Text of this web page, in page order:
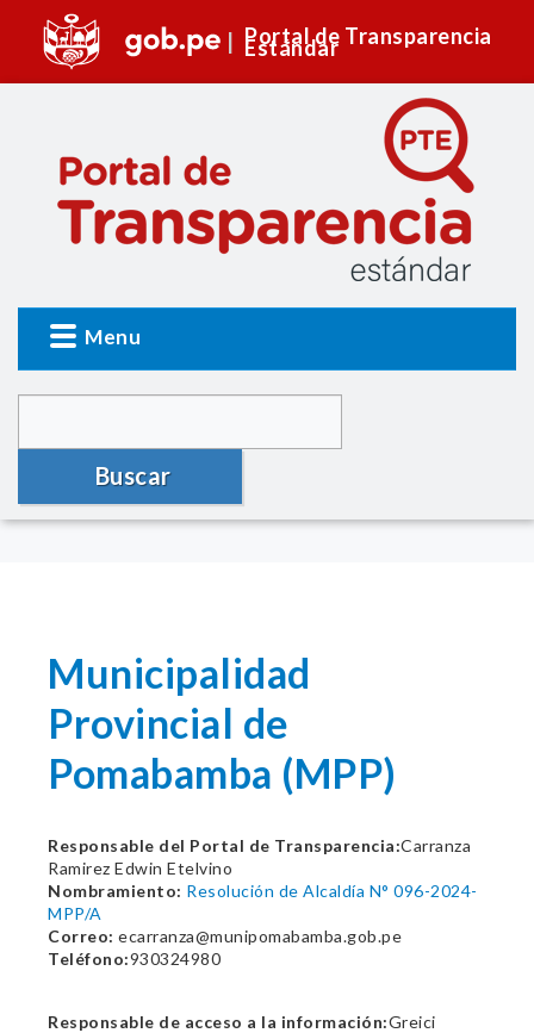
Portal de Transparencia
Estándar
Menu
Buscar
Municipalidad
Provincial de
Pomabamba (MPP)
Responsable del Portal de Transparencia:Carranza
Ramirez Edwin Etelvino
Nombramiento: Resolución de Alcaldía N° 096-2024-
MPP/A
Correo: ecarranza@munipomabamba.gob.pe
Teléfono:930324980
Responsable de acceso a la información:Greici